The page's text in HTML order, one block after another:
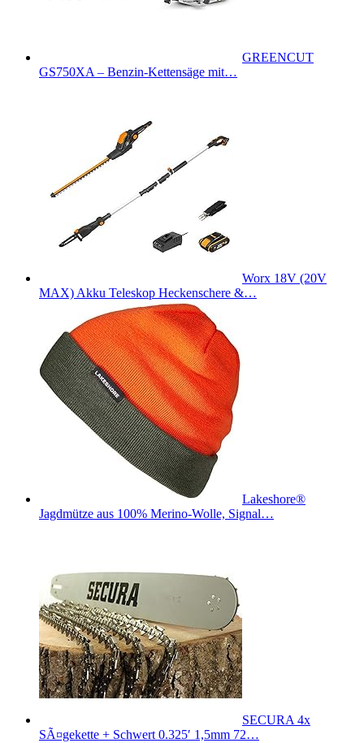
GREENCUT
GS750XA – Benzin-Kettensäge mit…
Worx 18V (20V
MAX) Akku Teleskop Heckenschere &…
Lakeshore®
Jagdmütze aus 100% Merino-Wolle, Signal…
SECURA 4x
SÃ¤gekette + Schwert 0.325′ 1,5mm 72…